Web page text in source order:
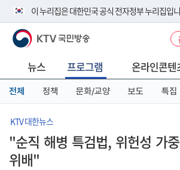
이 누리집은 대한민국 공식 전자정부 누리집입
공식 누리집 주소 확인하기
니다.
이밖에 or.kr 또는 .kr등 다른 도메인 주소를 사용
서 도메인 주소를 확인해 보세요
KTV 국민방송
뉴스 프로그램 온라인콘텐
전체 정책 문화/교양 보도 특집
KTV 대한뉴스
"순직 해병 특검법, 위헌성 가
위배"